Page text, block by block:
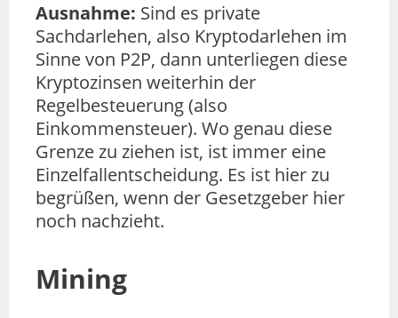
Ausnahme: Sind es private
Sachdarlehen, also Kryptodarlehen im
Sinne von P2P, dann unterliegen diese
Kryptozinsen weiterhin der
Regelbesteuerung (also
Einkommensteuer). Wo genau diese
Grenze zu ziehen ist, ist immer eine
Einzelfallentscheidung. Es ist hier zu
begrüßen, wenn der Gesetzgeber hier
noch nachzieht.
Mining